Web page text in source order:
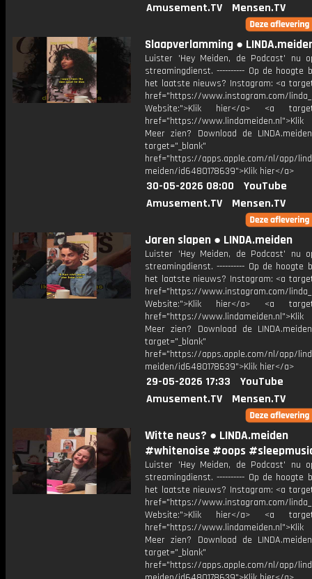
Amusement.TV
Mensen.TV
Slaapverlamming ●
Luister 'Hey Meiden, de Podcast' nu
streamingdienst. ---------- Op de hoogte
het laatste nieuws? Instagram: <a
href="https://www.instagram.com/
Website:">Klik hier</a> <a
href="https://
Meer zien? Download de
target="_blank"
href="https://apps.apple.com/nl/app/
meiden/id6480178639">Klik hier</a>
30-05-2026 08:00
YouTube
Amusement.TV
Mensen.TV
Jaren slapen ● LINDA.meiden
Luister 'Hey Meiden, de Podcast' nu
streamingdienst. ---------- Op de hoogte
het laatste nieuws? Instagram: <a
href="https://www.instagram.com/
Website:">Klik hier</a> <a
href="https://
Meer zien? Download de
target="_blank"
href="https://apps.apple.com/nl/app/
meiden/id6480178639">Klik hier</a>
29-05-2026 17:33
YouTube
Amusement.TV
Mensen.TV
Witte neus? ● LINDA.meiden
#whitenoise #oops
Luister 'Hey Meiden, de Podcast' nu
streamingdienst. ---------- Op de hoogte
het laatste nieuws? Instagram: <a
href="https://www.instagram.com/
Website:">Klik hier</a> <a
href="https://
Meer zien? Download de
target="_blank"
href="https://apps.apple.com/nl/app/